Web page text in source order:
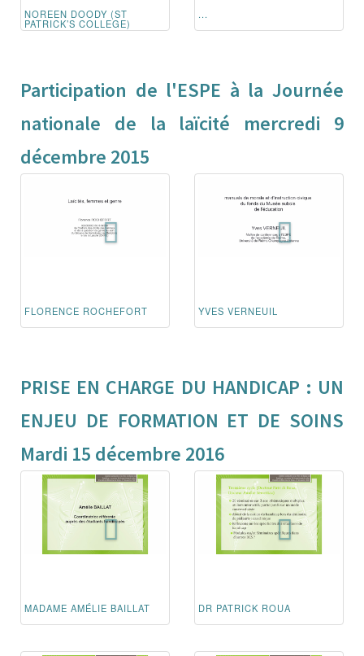
NOREEN DOODY (ST
PATRICK’S COLLEGE)
...
Participation de l'ESPE à la Journée
nationale de la laïcité mercredi 9
décembre 2015
FLORENCE ROCHEFORT YVES VERNEUIL
PRISE EN CHARGE DU HANDICAP : UN
ENJEU DE FORMATION ET DE SOINS
Mardi 15 décembre 2016
MADAME AMÉLIE BAILLAT DR PATRICK ROUA